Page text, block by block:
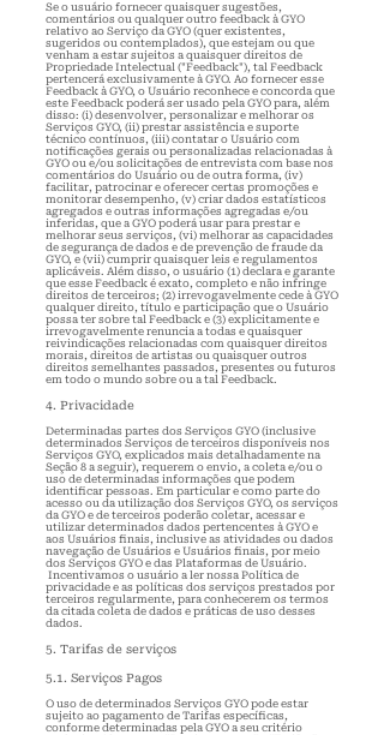
Se o usuário fornecer quaisquer sugestões,
comentários ou qualquer outro feedback à GYO
relativo ao Serviço da GYO (quer existentes,
sugeridos ou contemplados), que estejam ou que
venham a estar sujeitos a quaisquer direitos de
Propriedade Intelectual ("Feedback"), tal Feedback
pertencerá exclusivamente à GYO. Ao fornecer esse
Feedback à GYO, o Usuário reconhece e concorda que
este Feedback poderá ser usado pela GYO para, além
disso: (i) desenvolver, personalizar e melhorar os
Serviços GYO, (ii) prestar assistência e suporte
técnico contínuos, (iii) contatar o Usuário com
notificações gerais ou personalizadas relacionadas à
GYO ou e/ou solicitações de entrevista com base nos
comentários do Usuário ou de outra forma, (iv)
facilitar, patrocinar e oferecer certas promoções e
monitorar desempenho, (v) criar dados estatísticos
agregados e outras informações agregadas e/ou
inferidas, que a GYO poderá usar para prestar e
melhorar seus serviços, (vi) melhorar as capacidades
de segurança de dados e de prevenção de fraude da
GYO, e (vii) cumprir quaisquer leis e regulamentos
aplicáveis. Além disso, o usuário (1) declara e garante
que esse Feedback é exato, completo e não infringe
direitos de terceiros; (2) irrevogavelmente cede à GYO
qualquer direito, título e participação que o Usuário
possa ter sobre tal Feedback e (3) explicitamente e
irrevogavelmente renuncia a todas e quaisquer
reivindicações relacionadas com quaisquer direitos
morais, direitos de artistas ou quaisquer outros
direitos semelhantes passados, presentes ou futuros
em todo o mundo sobre ou a tal Feedback.
4. Privacidade
Determinadas partes dos Serviços GYO (inclusive
determinados Serviços de terceiros disponíveis nos
Serviços GYO, explicados mais detalhadamente na
Seção 8 a seguir), requerem o envio, a coleta e/ou o
uso de determinadas informações que podem
identificar pessoas. Em particular e como parte do
acesso ou da utilização dos Serviços GYO, os serviços
da GYO e de terceiros poderão coletar, acessar e
utilizar determinados dados pertencentes à GYO e
aos Usuários finais, inclusive as atividades ou dados
navegação de Usuários e Usuários finais, por meio
dos Serviços GYO e das Plataformas de Usuário.
Incentivamos o usuário a ler nossa Política de
privacidade e as políticas dos serviços prestados por
terceiros regularmente, para conhecerem os termos
da citada coleta de dados e práticas de uso desses
dados.
5. Tarifas de serviços
5.1. Serviços Pagos
O uso de determinados Serviços GYO pode estar
sujeito ao pagamento de Tarifas específicas,
conforme determinadas pela GYO a seu critério